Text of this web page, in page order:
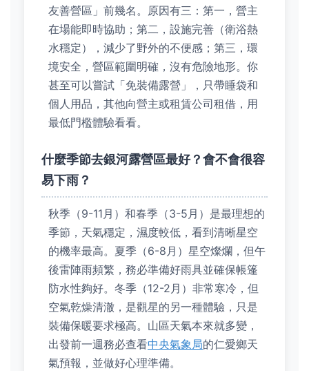
友善營區」前幾名。原因有三：第一，營主
在場能即時協助；第二，設施完善（衛浴熱
水穩定），減少了野外的不便感；第三，環
境安全，營區範圍明確，沒有危險地形。你
甚至可以嘗試「免裝備露營」，只帶睡袋和
個人用品，其他向營主或租賃公司租借，用
最低門檻體驗看看。
什麼季節去銀河露營區最好？會不會很容
易下雨？
秋季（9-11月）和春季（3-5月）是最理想的
季節，天氣穩定，濕度較低，看到清晰星空
的機率最高。夏季（6-8月）星空燦爛，但午
後雷陣雨頻繁，務必準備好雨具並確保帳篷
防水性夠好。冬季（12-2月）非常寒冷，但
空氣乾燥清澈，是觀星的另一種體驗，只是
裝備保暖要求極高。山區天氣本來就多變，
出發前一週務必查看中央氣象局的仁愛鄉天
氣預報，並做好心理準備。